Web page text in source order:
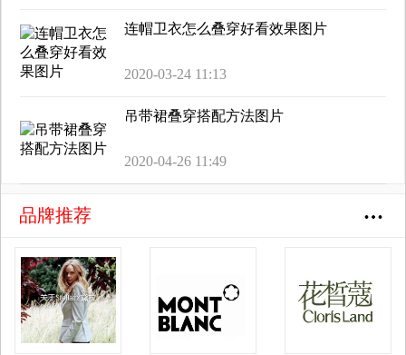
连帽卫衣怎么叠穿好看效果图片
2020-03-24 11:13
吊带裙叠穿搭配方法图片
2020-04-26 11:49
品牌推荐